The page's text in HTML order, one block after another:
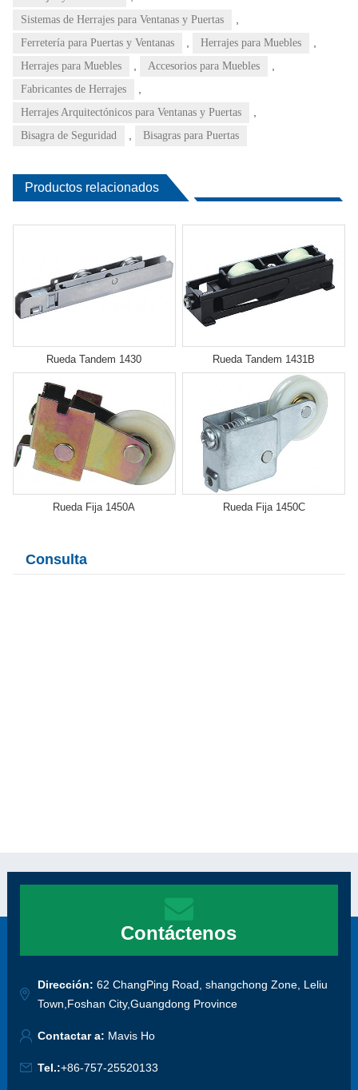
Sistemas de Herrajes para Ventanas y Puertas
Ferretería para Puertas y Ventanas Herrajes para Muebles
Herrajes para Muebles Accesorios para Muebles
Fabricantes de Herrajes
Herrajes Arquitectónicos para Ventanas y Puertas
Bisagra de Seguridad Bisagras para Puertas
Productos relacionados
Rueda Tandem 1430 Rueda Tandem 1431B
Rueda Fija 1450A Rueda Fija 1450C
Consulta
Contáctenos
Dirección: 62 ChangPing Road, shangchong Zone, Leliu
Town,Foshan City,Guangdong Province
Contactar a: Mavis Ho
Tel.:+86-757-25520133